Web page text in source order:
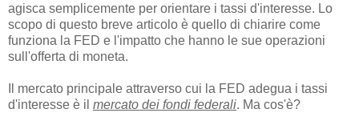
agisca semplicemente per orientare i tassi d'interesse. Lo
scopo di questo breve articolo è quello di chiarire come
funziona la FED e l'impatto che hanno le sue operazioni
sull'offerta di moneta.
Il mercato principale attraverso cui la FED adegua i tassi
d'interesse è il mercato dei fondi federali. Ma cos'è?